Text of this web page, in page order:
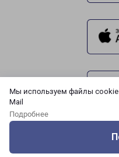
Мы используем файлы cookie
Mail
Подробнее